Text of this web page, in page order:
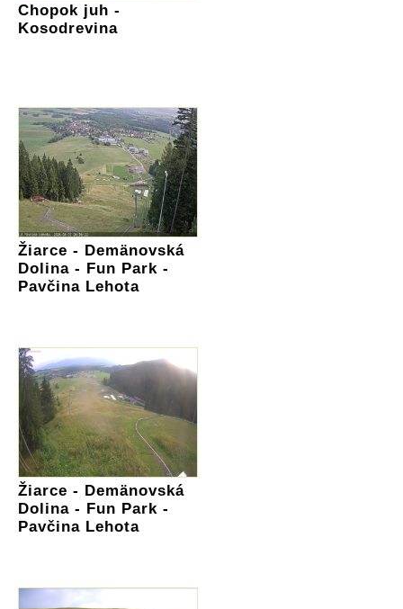
Chopok juh -
Kosodrevina
Žiarce - Demänovská
Dolina - Fun Park -
Pavčina Lehota
Žiarce - Demänovská
Dolina - Fun Park -
Pavčina Lehota